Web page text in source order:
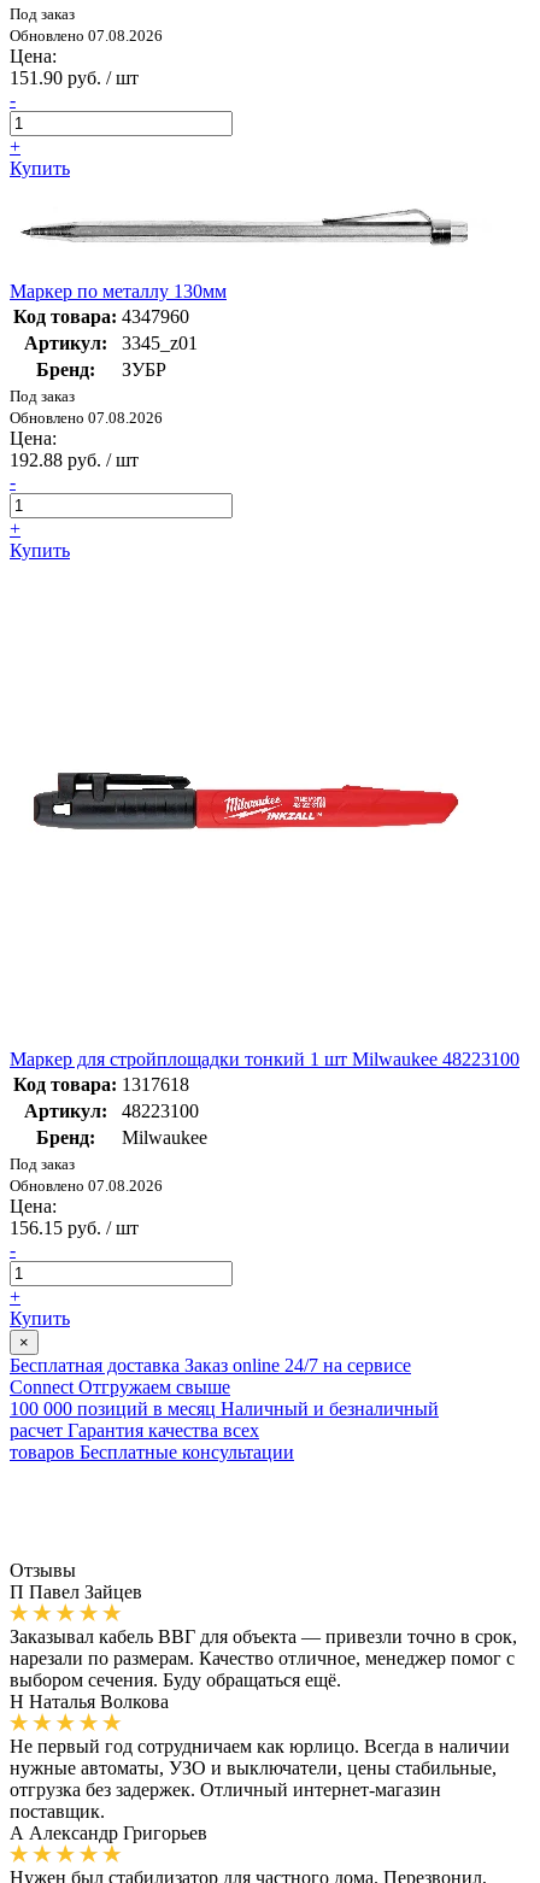
Под заказ
Обновлено 07.08.2026
Цена:
151.90 руб. / шт
-
+
Купить
Маркер по металлу 130мм
Код товара: 4347960
Артикул:
3345_z01
Бренд:
ЗУБР
Под заказ
Обновлено 07.08.2026
Цена:
192.88 руб. / шт
-
+
Купить
Маркер для стройплощадки тонкий 1 шт Milwaukee 48223100
Код товара: 1317618
Артикул:
48223100
Бренд:
Milwaukee
Под заказ
Обновлено 07.08.2026
Цена:
156.15 руб. / шт
-
+
Купить
×
Бесплатная доставка Заказ online 24/7 на сервисе
Connect Отгружаем свыше
100 000 позиций в месяц Наличный и безналичный
расчет Гарантия качества всех
товаров Бесплатные консультации
Отзывы
П Павел Зайцев
Заказывал кабель ВВГ для объекта — привезли точно в срок,
нарезали по размерам. Качество отличное, менеджер помог с
выбором сечения. Буду обращаться ещё.
Н Наталья Волкова
Не первый год сотрудничаем как юрлицо. Всегда в наличии
нужные автоматы, УЗО и выключатели, цены стабильные,
отгрузка без задержек. Отличный интернет-магазин
поставщик.
А Александр Григорьев
Нужен был стабилизатор для частного дома. Перезвонил,